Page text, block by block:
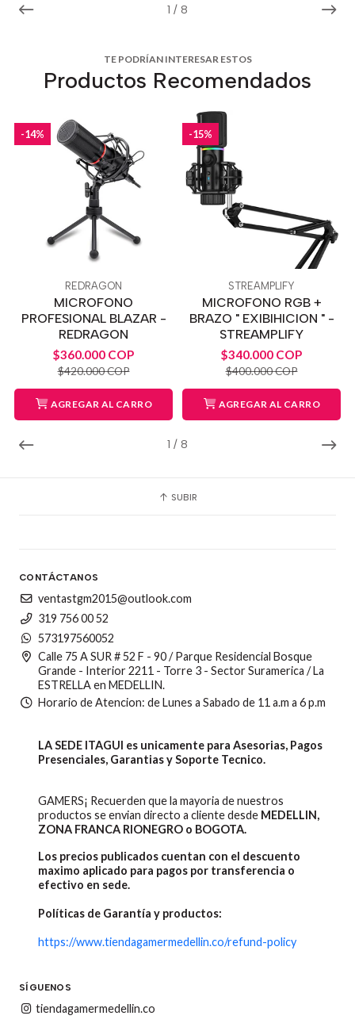
1 / 8
TE PODRÍAN INTERESAR ESTOS
Productos Recomendados
1 / 8
-14%
REDRAGON
MICROFONO
PROFESIONAL BLAZAR -
REDRAGON
$360.000 COP
$420.000 COP
AGREGAR AL CARRO
-15%
STREAMPLIFY
MICROFONO RGB +
BRAZO " EXIBIHICION " -
STREAMPLIFY
$340.000 COP
$400.000 COP
AGREGAR AL CARRO
SUBIR
CONTÁCTANOS
ventastgm2015@outlook.com
319 756 00 52
573197560052
Calle 75 A SUR # 52 F - 90 / Parque Residencial Bosque
Grande - Interior 2211 - Torre 3 - Sector Suramerica / La
ESTRELLA en MEDELLIN.
Horario de Atencion: de Lunes a Sabado de 11 a.m a 6 p.m
LA SEDE ITAGUI es unicamente para Asesorias, Pagos
Presenciales, Garantias y Soporte Tecnico.
GAMERS¡ Recuerden que la mayoria de nuestros
productos se envian directo a cliente desde MEDELLIN,
ZONA FRANCA RIONEGRO o BOGOTA.
Los precios publicados cuentan con el descuento
maximo aplicado para pagos por transferencia o
efectivo en sede.
Políticas de Garantía y productos:
https://www.tiendagamermedellin.co/refund-policy
SÍGUENOS
tiendagamermedellin.co